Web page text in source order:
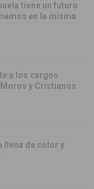
tiene un futuro
en la misma
a los cargos
y Cristianos
llena de color y